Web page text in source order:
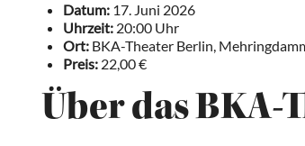
Datum: 17. Juni 2026
Uhrzeit: 20:00 Uhr
Ort: BKA-Theater Berlin,
Preis: 22,00 €
Über das BKA-